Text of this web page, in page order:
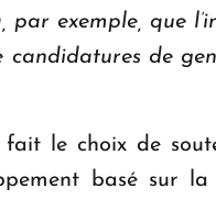
exemple, que
de
le choix de
basé sur